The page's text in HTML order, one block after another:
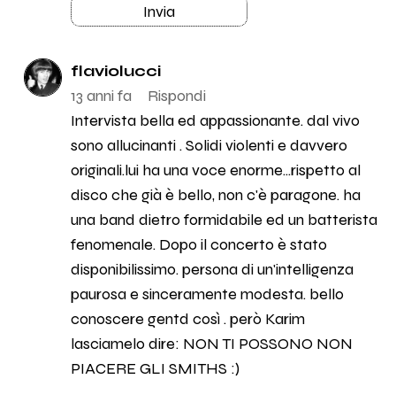
Invia
flaviolucci
13 anni fa
Rispondi
Intervista bella ed appassionante. dal vivo
sono allucinanti . Solidi violenti e davvero
originali.lui ha una voce enorme...rispetto al
disco che già è bello, non c'è paragone. ha
una band dietro formidabile ed un batterista
fenomenale. Dopo il concerto è stato
disponibilissimo. persona di un'intelligenza
paurosa e sinceramente modesta. bello
conoscere gentd così . però Karim
lasciamelo dire: NON TI POSSONO NON
PIACERE GLI SMITHS :)